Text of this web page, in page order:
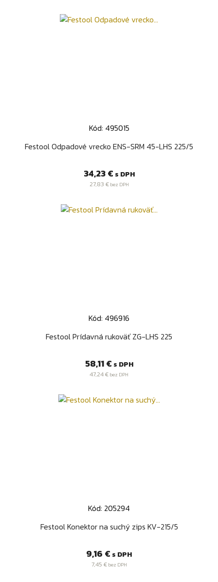
Kód: 495015
Festool Odpadové vrecko ENS-SRM 45-LHS 225/5
Cena
34,23 € s DPH
27,83 €bez DPH
Kód: 496916
Festool Prídavná rukoväť ZG-LHS 225
Cena
58,11 € s DPH
47,24 € bez DPH
Kód: 205294
Festool Konektor na suchý zips KV-215/5
Cena
9,16 € s DPH
7,45 €bez DPH